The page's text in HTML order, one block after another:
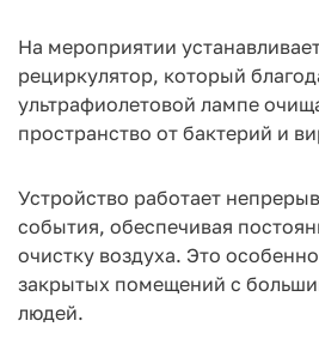
На мероприятии
рециркулятор, который
ультрафиолетовой лампе
пространство от бактерий и
Устройство работает
события, обеспечивая
очистку воздуха. Это
закрытых помещений с
людей.